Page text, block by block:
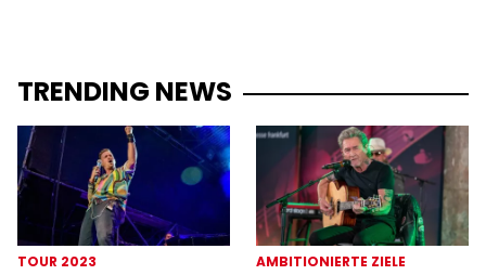
TRENDING NEWS
TOUR 2023 AMBITIONIERTE ZIELE